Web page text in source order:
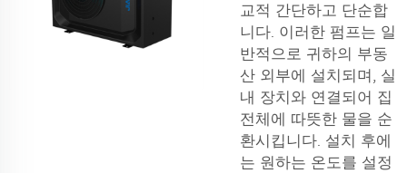
교적 간단하고 단순합
니다. 이러한 펌프는 일
반적으로 귀하의 부동
산 외부에 설치되며, 실
내 장치와 연결되어 집
전체에 따뜻한 물을 순
환시킵니다. 설치 후에
는 원하는 온도를 설정